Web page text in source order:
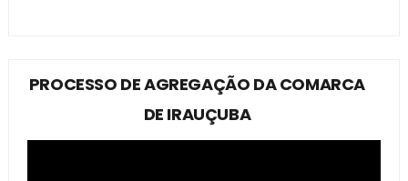
PROCESSO DE AGREGAÇÃO DA COMARCA
DE IRAUÇUBA